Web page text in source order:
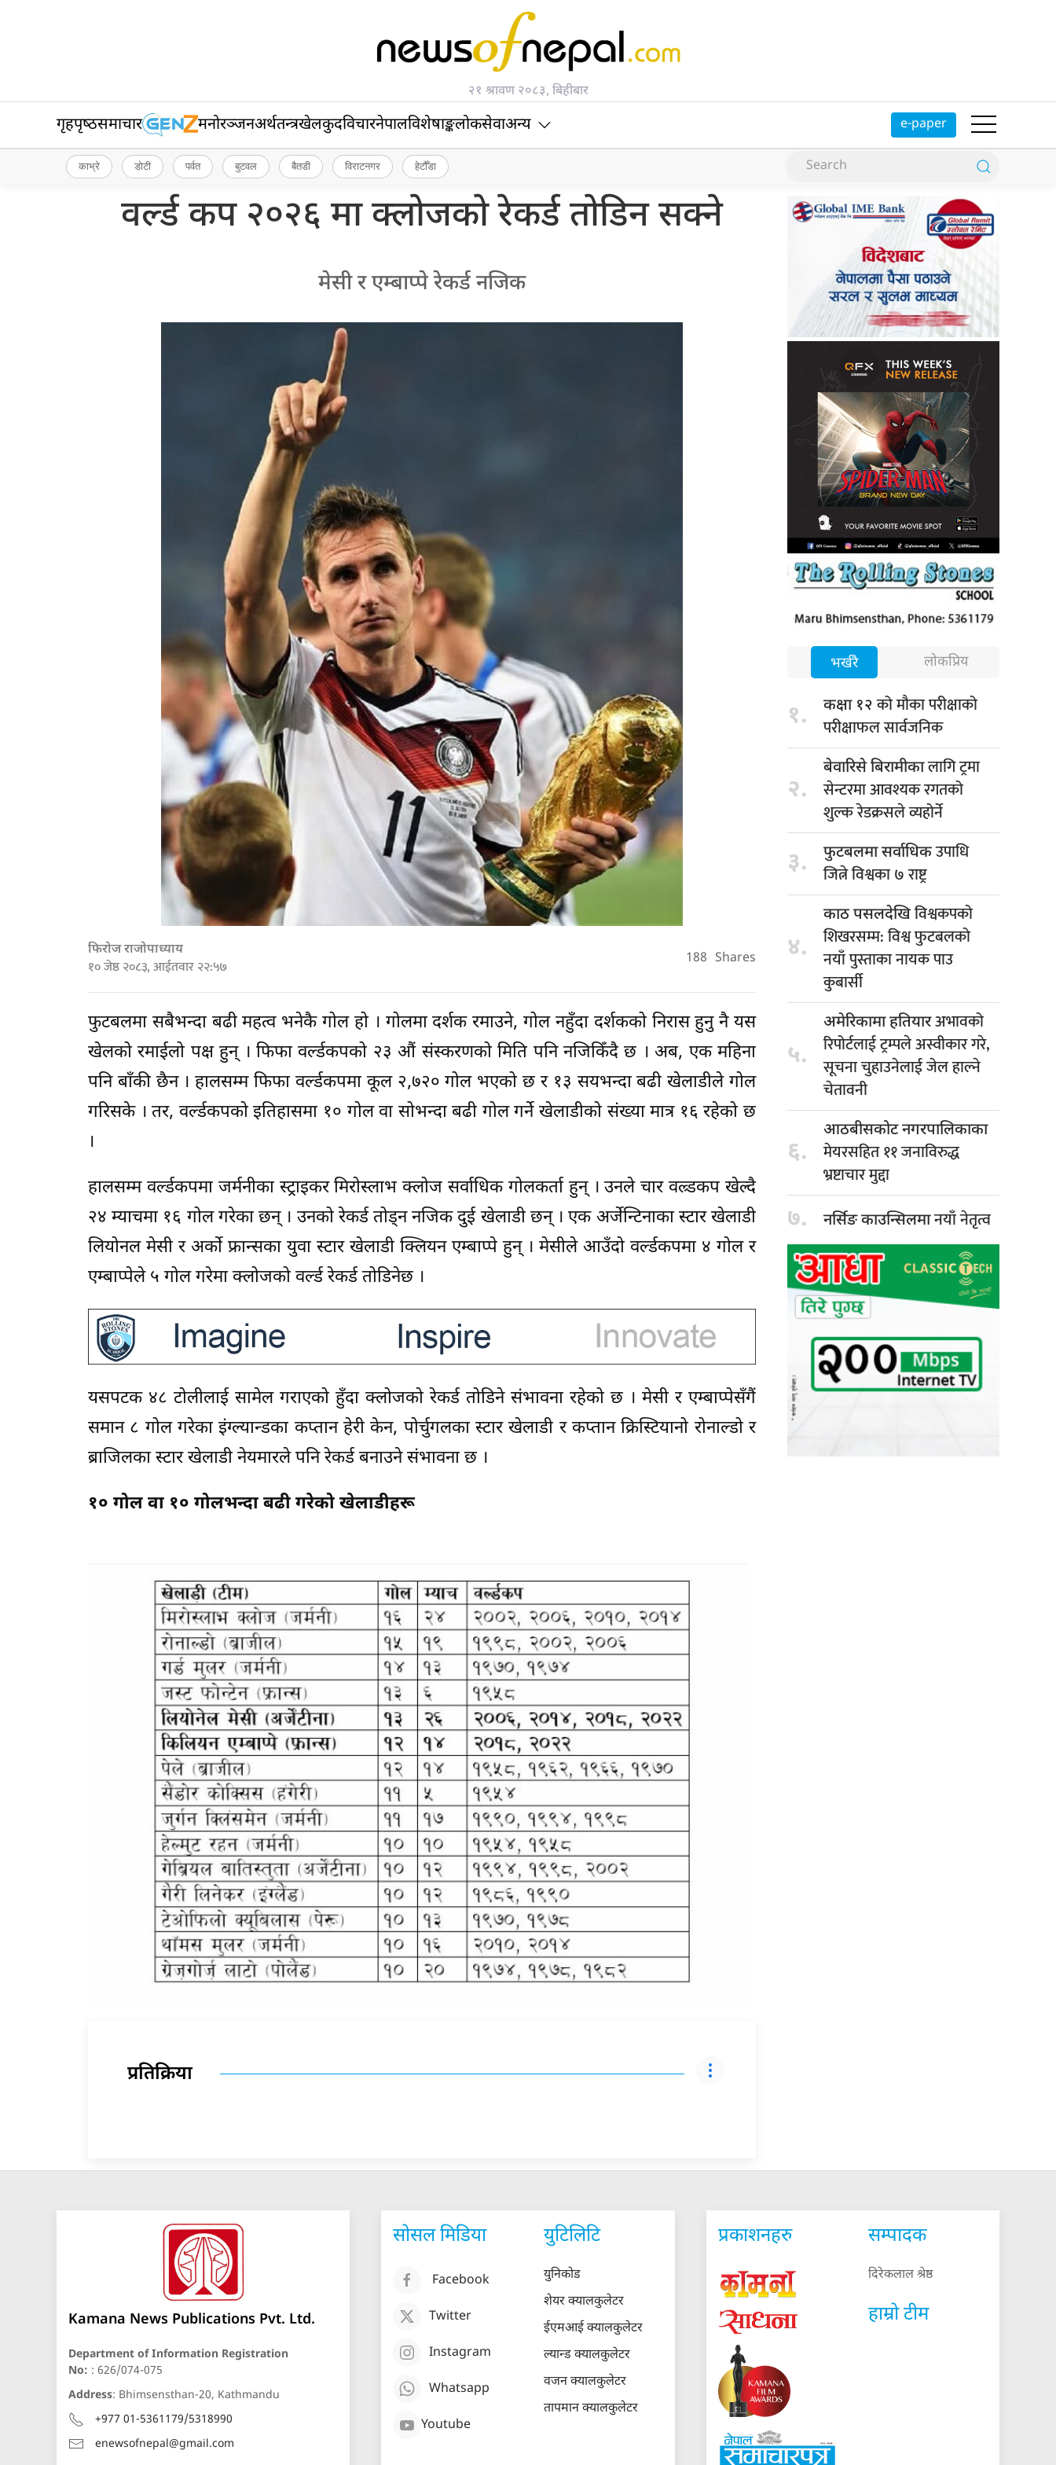
२१ श्रावण २०८३, बिहीबार
गृहपृष्‍ठसमाचार मनोरञ्जनअर्थतन्त्रखेलकुदविचारनेपालविशेषाङ्कलोकसेवाअन्य e-paper
काभ्रे डोटी पर्वत बुटवल बैतडी विराटनगर हेटौँडा
वर्ल्ड कप २०२६ मा क्लोजको रेकर्ड तोडिन सक्ने
मेसी र एम्बाप्पे रेकर्ड नजिक
फिरोज राजोपाध्याय
१० जेष्ठ २०८३, आईतवार २२:५७ 188 Shares
फुटबलमा सबैभन्दा बढी महत्व भनेकै गोल हो । गोलमा दर्शक रमाउने, गोल नहुँदा दर्शकको निरास हुनु नै यस
खेलको रमाईलो पक्ष हुन् । फिफा वर्ल्डकपको २३ औं संस्करणको मिति पनि नजिकिँदै छ । अब, एक महिना
पनि बाँकी छैन । हालसम्म फिफा वर्ल्डकपमा कूल २,७२० गोल भएको छ र १३ सयभन्दा बढी खेलाडीले गोल
गरिसके । तर, वर्ल्डकपको इतिहासमा १० गोल वा सोभन्दा बढी गोल गर्ने खेलाडीको संख्या मात्र १६ रहेको छ
।
हालसम्म वर्ल्डकपमा जर्मनीका स्ट्राइकर मिरोस्लाभ क्लोज सर्वाधिक गोलकर्ता हुन् । उनले चार वल्र्डकप खेल्दै
२४ म्याचमा १६ गोल गरेका छन् । उनको रेकर्ड तोड्न नजिक दुई खेलाडी छन् । एक अर्जेन्टिनाका स्टार खेलाडी
लियोनल मेसी र अर्को फ्रान्सका युवा स्टार खेलाडी क्लियन एम्बाप्पे हुन् । मेसीले आउँदो वर्ल्डकपमा ४ गोल र
एम्बाप्पेले ५ गोल गरेमा क्लोजको वर्ल्ड रेकर्ड तोडिनेछ ।
यसपटक ४८ टोलीलाई सामेल गराएको हुँदा क्लोजको रेकर्ड तोडिने संभावना रहेको छ । मेसी र एम्बाप्पेसँगैं
समान ८ गोल गरेका इंग्ल्यान्डका कप्तान हेरी केन, पोर्चुगलका स्टार खेलाडी र कप्तान क्रिस्टियानो रोनाल्डो र
ब्राजिलका स्टार खेलाडी नेयमारले पनि रेकर्ड बनाउने संभावना छ ।
१० गोल वा १० गोलभन्दा बढी गरेको खेलाडीहरू
प्रतिक्रिया
भर्खरै लोकप्रिय
१. कक्षा १२को मौका परीक्षाको
परीक्षाफल सार्वजनिक
२.
बेवारिसे बिरामीकालागि ट्रमा
सेन्टरमा आवश्यक रगतको
शुल्क रेडक्रसले व्यहोर्ने
३. फुटबलमा सर्वाधिकउपाधि
जित्ने विश्वका ७ राष्ट्र
४.
काठ पसलदेखिविश्वकपको
शिखरसम्म: विश्व फुटबलको
नयाँ पुस्ताका नायक पाउ
कुबार्सी
५.
अमेरिकामा हतियारअभावको
रिपोर्टलाई ट्रम्पले अस्वीकार गरे,
सूचना चुहाउनेलाई जेल हाल्ने
चेतावनी
६.
आठबीसकोट नगरपालिकाका
मेयरसहित ११ जनाविरुद्ध
भ्रष्टाचार मुद्दा
७. नर्सिङ काउन्सिलमानयाँ नेतृत्व
Kamana News Publications Pvt. Ltd.
Department of Information Registration
No: : 626/074-075
Address: Bhimsensthan-20, Kathmandu
+977 01-5361179/5318990
enewsofnepal@gmail.com
सोसल मिडिया
Facebook
Twitter
Instagram
Whatsapp
Youtube
युटिलिटि
युनिकोड
शेयर क्यालकुलेटर
ईएमआई क्यालकुलेटर
ल्यान्ड क्यालकुलेटर
वजन क्यालकुलेटर
तापमान क्यालकुलेटर
प्रकाशनहरु सम्पादक
दिरेकलाल श्रेष्ठ
हाम्रो टीम